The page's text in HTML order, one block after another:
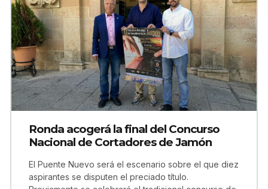
Ronda acogerá la final del Concurso
Nacional de Cortadores de Jamón
El Puente Nuevo será el escenario sobre el que diez
aspirantes se disputen el preciado título.